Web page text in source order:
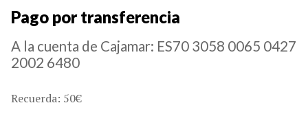
Pago por transferencia
A la cuenta de Cajamar: ES70 3058 0065 0427
2002 6480
Recuerda: 50€